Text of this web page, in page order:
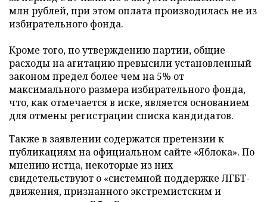
млн рублей, при этом оплата производилась не из
избирательного фонда.
Кроме того, по утверждению партии, общие
расходы на агитацию превысили установленный
законом предел более чем на 5% от
максимального размера избирательного фонда,
что, как отмечается в иске, является основанием
для отмены регистрации списка кандидатов.
Также в заявлении содержатся претензии к
публикациям на официальном сайте «Яблока». По
мнению истца, некоторые из них
свидетельствуют о «системной поддержке ЛГБТ-
движения, признанного экстремистским и